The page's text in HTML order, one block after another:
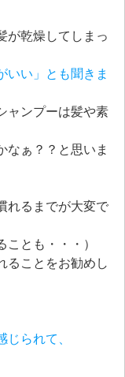
が乾燥してしまっ
いい」とも聞きま
ャンプーは髪や素
なぁ？？と思いま
れるまでが大変で
とも・・・）
ることをお勧めし
られて、